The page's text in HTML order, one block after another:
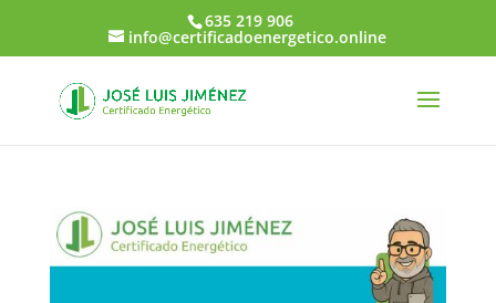
635 219 906
info@certificadoenergetico.online